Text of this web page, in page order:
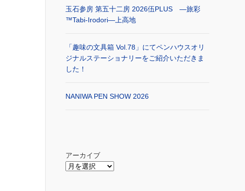
玉石参房 第五十二房 2026伍PLUS ―旅彩
™Tabi-Irodori―上高地
「趣味の文具箱 Vol.78」にてペンハウスオリ
ジナルステーショナリーをご紹介いただきま
した！
NANIWA PEN SHOW 2026
アーカイブ